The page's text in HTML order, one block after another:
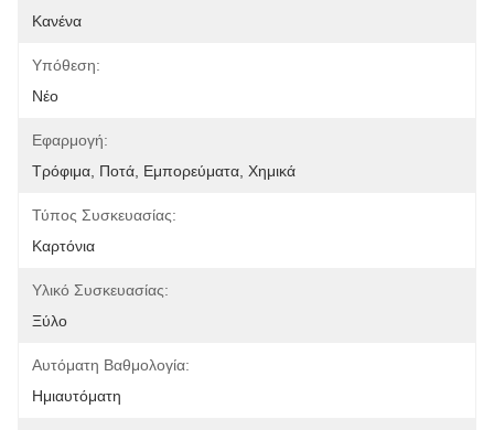
Κανένα
Υπόθεση:
Νέο
Εφαρμογή:
Τρόφιμα, Ποτά, Εμπορεύματα, Χημικά
Τύπος Συσκευασίας:
Καρτόνια
Υλικό Συσκευασίας:
Ξύλο
Αυτόματη Βαθμολογία:
Ημιαυτόματη